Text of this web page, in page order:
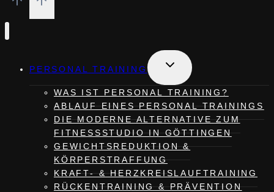
PERSONAL TRAINING
Untermenü
umschalten
WAS IST PERSONAL TRAINING?
ABLAUF EINES PERSONAL TRAININGS
DIE MODERNE ALTERNATIVE ZUM
FITNESSSTUDIO IN GÖTTINGEN
GEWICHTSREDUKTION &
KÖRPERSTRAFFUNG
KRAFT- & HERZKREISLAUFTRAINING
RÜCKENTRAINING & PRÄVENTION